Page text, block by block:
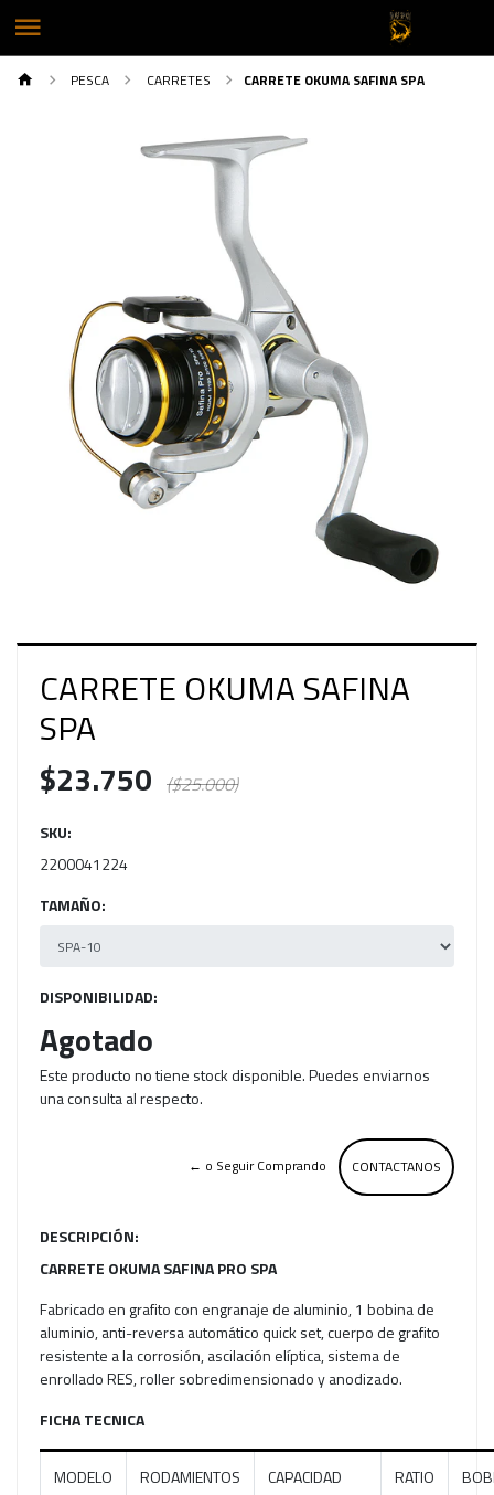
PESCA CARRETES CARRETE OKUMA SAFINA SPA
CARRETE OKUMA SAFINA
SPA
$23.750 ($25.000)
SKU:
2200041224
TAMAÑO:
DISPONIBILIDAD:
Agotado
Este producto no tiene stock disponible. Puedes enviarnos
una consulta al respecto.
CONTACTANOS
← o Seguir Comprando
DESCRIPCIÓN:
CARRETE OKUMA SAFINA PRO SPA
Fabricado en grafito con engranaje de aluminio, 1 bobina de
aluminio, anti-reversa automático quick set, cuerpo de grafito
resistente a la corrosión, ascilación elíptica, sistema de
enrollado RES, roller sobredimensionado y anodizado.
FICHA TECNICA
MODELO RODAMIENTOS CAPACIDAD RATIO